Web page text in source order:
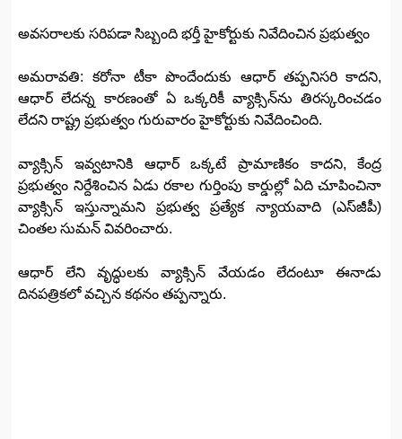
అవసరాలకు సరిపడా సిబ్బంది భర్తీ హైకోర్టుకు నివేదించిన ప్రభుత్వం
అమరావతి: కరోనా టీకా పొందేందుకు ఆధార్‌ తప్పనిసరి కాదని,
ఆధార్‌ లేదన్న కారణంతో ఏ ఒక్కరికీ వ్యాక్సిన్‌ను తిరస్కరించడం
లేదని రాష్ట్ర ప్రభుత్వం గురువారం హైకోర్టుకు నివేదించింది.
వ్యాక్సిన్‌ ఇవ్వటానికి ఆధార్‌ ఒక్కటే ప్రామాణికం కాదని, కేంద్ర
ప్రభుత్వం నిర్దేశించిన ఏడు రకాల గుర్తింపు కార్డుల్లో ఏది చూపించినా
వ్యాక్సిన్‌ ఇస్తున్నామని ప్రభుత్వ ప్రత్యేక న్యాయవాది (ఎస్‌జీపీ)
చింతల సుమన్‌ వివరించారు.
ఆధార్‌ లేని వృద్ధులకు వ్యాక్సిన్‌ వేయడం లేదంటూ ఈనాడు
దినపత్రికలో వచ్చిన కథనం తప్పన్నారు.